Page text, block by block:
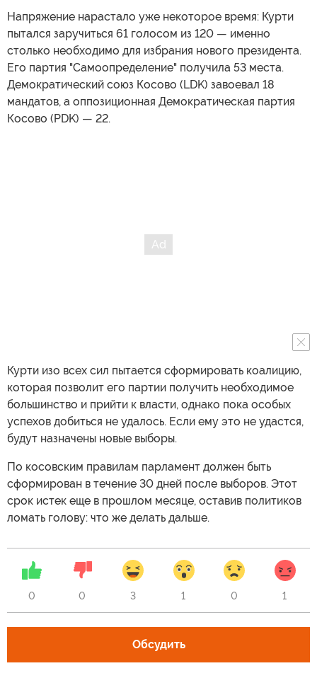
Напряжение нарастало уже некоторое время: Курти
пытался заручиться 61 голосом из 120 — именно
столько необходимо для избрания нового президента.
Его партия "Самоопределение" получила 53 места.
Демократический союз Косово (LDK) завоевал 18
мандатов, а оппозиционная Демократическая партия
Косово (PDK) — 22.
Курти изо всех сил пытается сформировать коалицию,
которая позволит его партии получить необходимое
большинство и прийти к власти, однако пока особых
успехов добиться не удалось. Если ему это не удастся,
будут назначены новые выборы.
По косовским правилам парламент должен быть
сформирован в течение 30 дней после выборов. Этот
срок истек еще в прошлом месяце, оставив политиков
ломать голову: что же делать дальше.
0 0 3 1 0 1
Обсудить